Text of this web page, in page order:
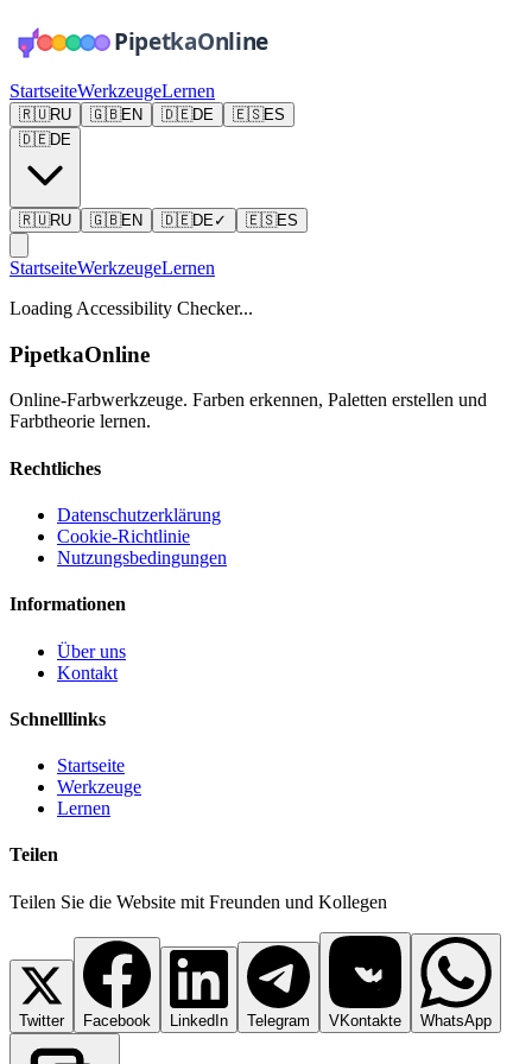
StartseiteWerkzeugeLernen
🇷🇺RU 🇬🇧EN 🇩🇪DE 🇪🇸ES
🇩🇪DE
🇷🇺RU 🇬🇧EN 🇩🇪DE✓ 🇪🇸ES
StartseiteWerkzeugeLernen
Loading Accessibility Checker...
PipetkaOnline
Online-Farbwerkzeuge. Farben erkennen, Paletten erstellen und
Farbtheorie lernen.
Rechtliches
Datenschutzerklärung
Cookie-Richtlinie
Nutzungsbedingungen
Informationen
Über uns
Kontakt
Schnelllinks
Startseite
Werkzeuge
Lernen
Teilen
Teilen Sie die Website mit Freunden und Kollegen
Twitter Facebook LinkedIn Telegram VKontakte WhatsApp